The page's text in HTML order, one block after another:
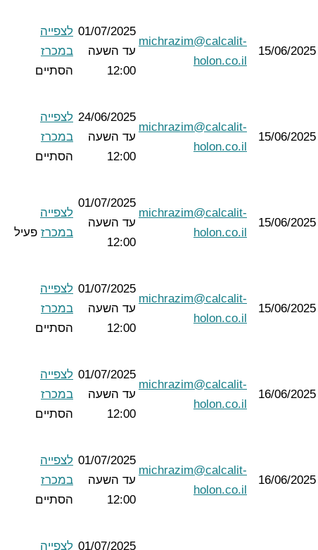
15/06/2025
michrazim@calcalit-
holon.co.il
01/07/2025
עד השעה
12:00
לצפייה
במכרז
הסתיים
15/06/2025
michrazim@calcalit-
holon.co.il
24/06/2025
עד השעה
12:00
לצפייה
במכרז
הסתיים
15/06/2025
michrazim@calcalit-
holon.co.il
01/07/2025
עד השעה
12:00
לצפייה
במכרז פעיל
15/06/2025
michrazim@calcalit-
holon.co.il
01/07/2025
עד השעה
12:00
לצפייה
במכרז
הסתיים
16/06/2025
michrazim@calcalit-
holon.co.il
01/07/2025
עד השעה
12:00
לצפייה
במכרז
הסתיים
16/06/2025
michrazim@calcalit-
holon.co.il
01/07/2025
עד השעה
12:00
לצפייה
במכרז
הסתיים
01/07/2025 לצפייה